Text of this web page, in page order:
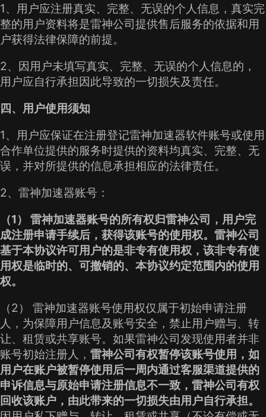
1、用户应注册真实、完整、无误的个人信息，真实完
整的用户资料将是雷神公司提供售后服务的依据和用
户获得法律保障的前提。
2、因用户未填写真实、完整、无误的个人信息的，
用户应自行承担因此导致的一切损失及责任。
四、用户使用须知
1、用户应保证在注册登记雷神加速器软件账号或使用
合作单位提供的服务时提供的资料均真实、完整、无
误，并对所提供的信息承担相应的法律责任。
2、雷神加速器账号：
（1） 雷神加速器账号的所有权归雷神公司，用户完
成注册申请手续后，获得该账号的使用权。雷神公司
基于本协议许可用户的是非专有使用权，该非专有使
用权是临时的、可撤销的、本协议约定范围内的使用
权。
（2） 雷神加速器账号使用权仅属于初始申请注册
人，为保障用户信息及账号安全，禁止用户赠与、转
让、租赁或共享账号。如果雷神公司发现使用者并非
账号初始注册人， 雷神公司有权暂停该账号使用，如
用户在账户被暂停使用后一周内通过客服渠道提供的
申诉信息与原始申请注册信息不一致，雷神公司有权
回收该账户，由此带来的一切损失由用户自行承担。